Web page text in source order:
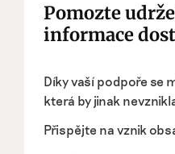
Pomozte
informace
Díky vaší podpoře se
která by jinak
Přispějte na vznik